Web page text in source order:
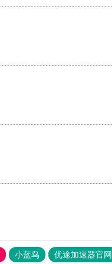
小蓝鸟 优途加速器官网